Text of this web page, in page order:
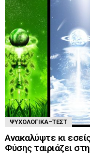
ΨΥΧΟΛΟΓΙΚΆ-ΤΈΣΤ
Ανακαλύψτε κι
Φύσης ταιριάζει